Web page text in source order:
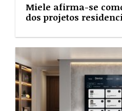
Miele afirma-se
dos projetos